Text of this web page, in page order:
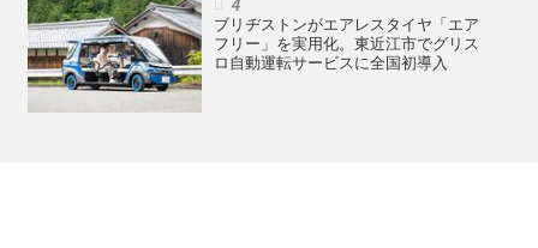
ブリヂストンがエアレスタイヤ「エア
フリー」を実用化。東近江市でグリス
ロ自動運転サービスに全国初導入